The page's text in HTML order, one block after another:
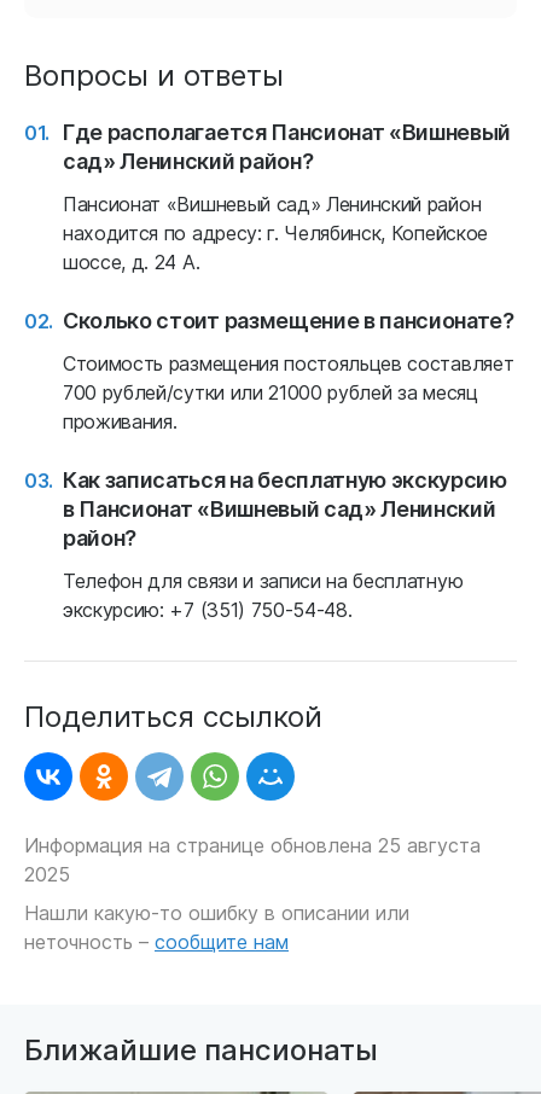
Вопросы и ответы
Где располагается Пансионат «Вишневый
сад» Ленинский район?
Пансионат «Вишневый сад» Ленинский район
находится по адресу: г. Челябинск, Копейское
шоссе, д. 24 А.
Сколько стоит размещение в пансионате?
Стоимость размещения постояльцев составляет
700 рублей/сутки или 21000 рублей за месяц
проживания.
Как записаться на бесплатную экскурсию
в Пансионат «Вишневый сад» Ленинский
район?
Телефон для связи и записи на бесплатную
экскурсию: +7 (351) 750-54-48.
Поделиться ссылкой
Информация на странице обновлена 25 августа
2025
Нашли какую-то ошибку в описании или
неточность – сообщите нам
Ближайшие пансионаты